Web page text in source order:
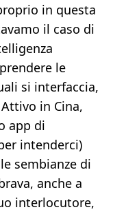
in questa
il caso di
le
si interfaccia,
in Cina,
app di
intenderci)
sembianze di
anche a
interlocutore,